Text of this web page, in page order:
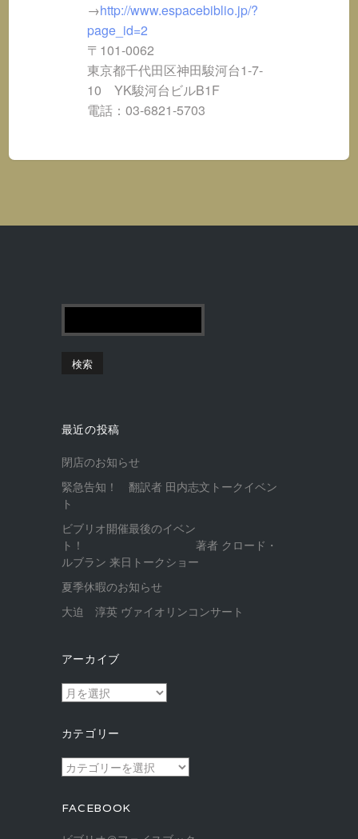
→http://www.espacebiblio.jp/?
page_id=2
〒101-0062
東京都千代田区神田駿河台1-7-
10 YK駿河台ビルB1F
電話：03-6821-5703
最近の投稿
閉店のお知らせ
緊急告知！ 翻訳者 田内志文トークイベン
ト
ビブリオ開催最後のイベン
ト！ 著者 クロード・
ルブラン 来日トークショー
夏季休暇のお知らせ
大迫 淳英 ヴァイオリンコンサート
アーカイブ
ア
ー
イ
ブ
カテゴリー
カ
テ
リ
ー
FACEBOOK